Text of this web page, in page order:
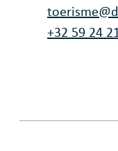
E-mailtoerisme@
+32 59 24